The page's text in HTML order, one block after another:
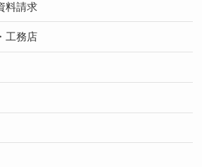
料請求
工務店